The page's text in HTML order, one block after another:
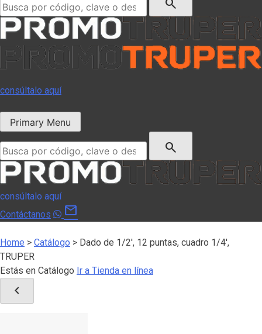
consúltalo aquí
Primary Menu
search
consúltalo aquí
Contáctanos
mail
Home > Catálogo > Dado de 1/2′, 12 puntas, cuadro 1/4′,
TRUPER
Estás en Catálogo Ir a Tienda en línea
chevron_left